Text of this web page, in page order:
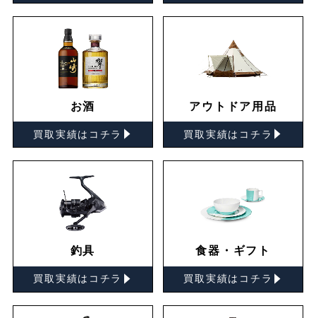
お酒
買取実績はコチラ ▸
アウトドア用品
買取実績はコチラ ▸
釣具
買取実績はコチラ ▸
食器・ギフト
買取実績はコチラ ▸